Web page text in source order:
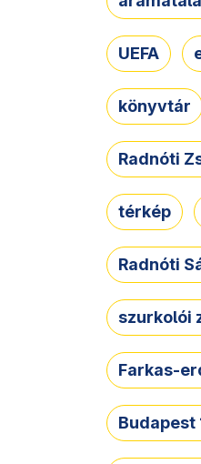
UEFA
könyvtár
Radnóti
térkép
Radnóti
szurkolói
Farkas-
Budapest